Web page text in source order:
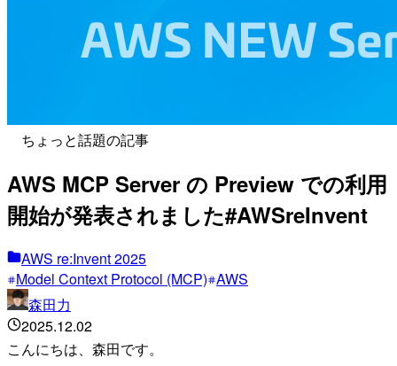
ちょっと話題の記事
AWS MCP Server の Preview での利用
開始が発表されました#AWSreInvent
AWS re:Invent 2025
Model Context Protocol (MCP) AWS
森田力
2025.12.02
こんにちは、森田です。